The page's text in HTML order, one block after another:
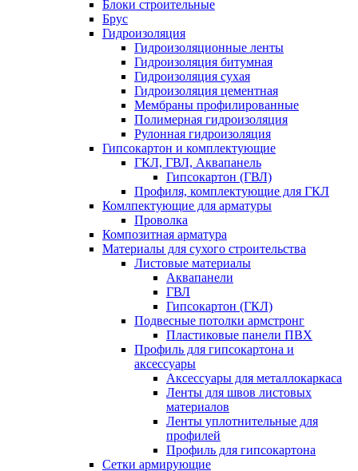
Блоки строительные
Брус
Гидроизоляция
Гидроизоляционные ленты
Гидроизоляция битумная
Гидроизоляция сухая
Гидроизоляция цементная
Мембраны профилированные
Полимерная гидроизоляция
Рулонная гидроизоляция
Гипсокартон и комплектующие
ГКЛ, ГВЛ, Аквапанель
Гипсокартон (ГВЛ)
Профиля, комплектующие для ГКЛ
Комлпектующие для арматуры
Проволка
Композитная арматура
Материалы для сухого строительства
Листовые материалы
Аквапанели
ГВЛ
Гипсокартон (ГКЛ)
Подвесные потолки армстронг
Пластиковые панели ПВХ
Профиль для гипсокартона и
аксессуары
Аксессуары для металлокаркаса
Ленты для швов листовых
материалов
Ленты уплотнительные для
профилей
Профиль для гипсокартона
Сетки армирующие